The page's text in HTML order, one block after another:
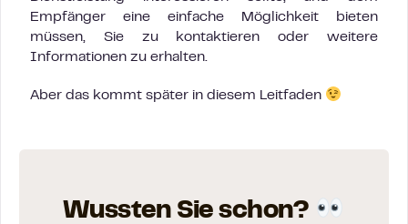
Empfänger eine einfache Möglichkeit bieten
müssen, Sie zu kontaktieren oder weitere
Informationen zu erhalten.
Aber das kommt später in diesem Leitfaden
Wussten Sie schon?